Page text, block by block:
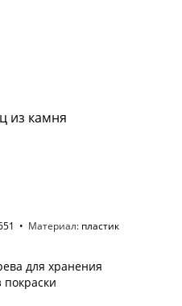
из камня
Материал пластик